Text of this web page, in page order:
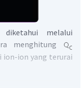
diketahui melalui
menghitung
ion-ion yang terurai